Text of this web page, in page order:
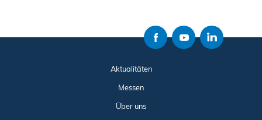
Aktualitäten
Messen
Über uns